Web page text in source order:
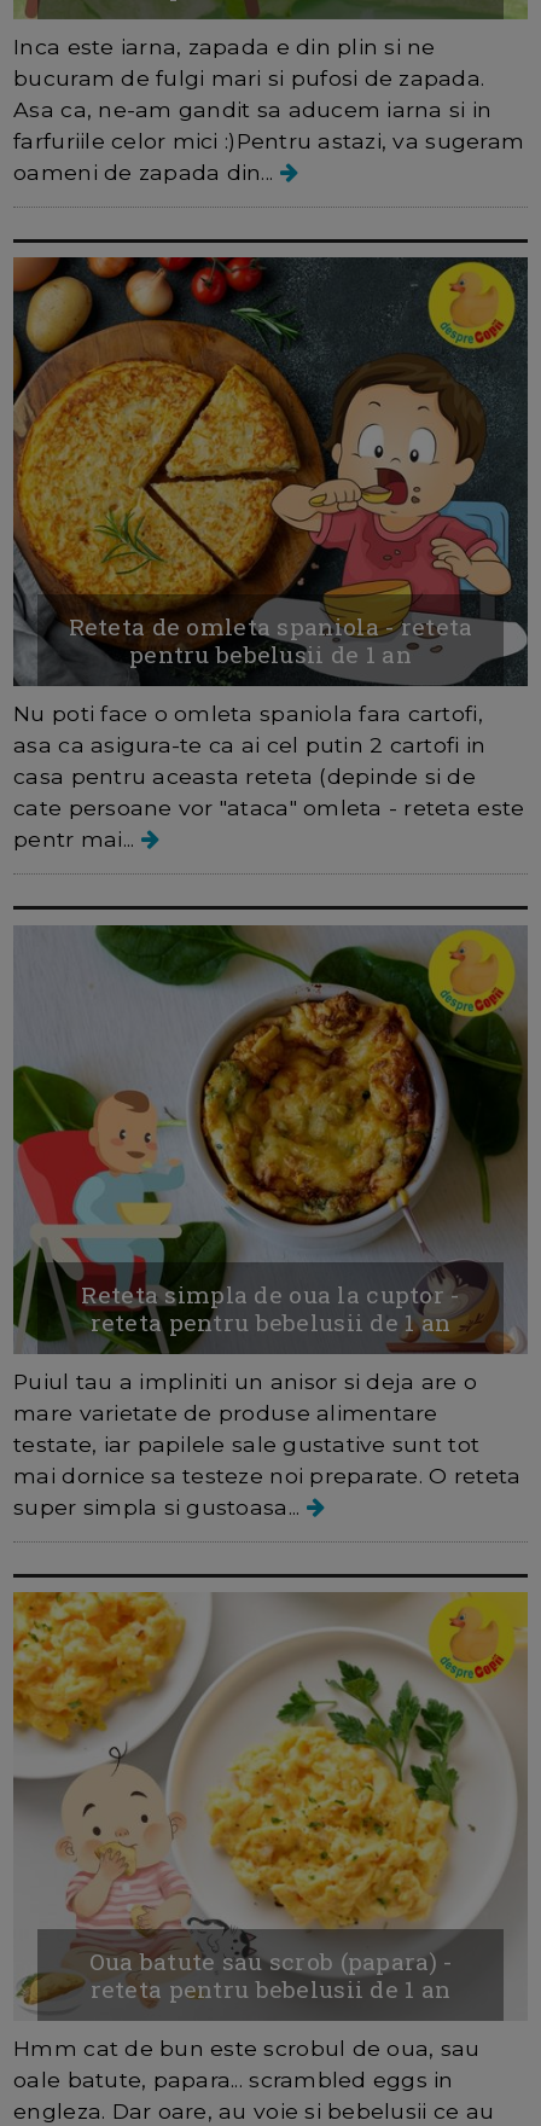
Inca este iarna, zapada e din plin si ne
bucuram de fulgi mari si pufosi de zapada.
Asa ca, ne-am gandit sa aducem iarna si in
farfuriile celor mici :)Pentru astazi, va sugeram
oameni de zapada din...
Reteta de omleta spaniola - reteta
pentru bebelusii de 1 an
Nu poti face o omleta spaniola fara cartofi,
asa ca asigura-te ca ai cel putin 2 cartofi in
casa pentru aceasta reteta (depinde si de
cate persoane vor "ataca" omleta - reteta este
pentr mai...
Reteta simpla de oua la cuptor -
reteta pentru bebelusii de 1 an
Puiul tau a impliniti un anisor si deja are o
mare varietate de produse alimentare
testate, iar papilele sale gustative sunt tot
mai dornice sa testeze noi preparate. O reteta
super simpla si gustoasa...
Oua batute sau scrob (papara) -
reteta pentru bebelusii de 1 an
Hmm cat de bun este scrobul de oua, sau
oale batute, papara... scrambled eggs in
engleza. Dar oare, au voie si bebelusii ce au